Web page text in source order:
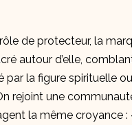
de protecteur, la
autour d’elle,
par la figure spirituelle
rejoint une
la même croyance :